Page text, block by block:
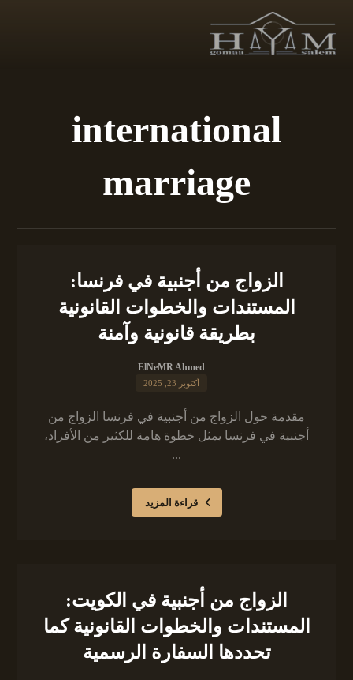
international
marriage
الزواج من أجنبية في فرنسا:
المستندات والخطوات القانونية
بطريقة قانونية وآمنة
ElNeMR Ahmed
أكتوبر 23, 2025
مقدمة حول الزواج من أجنبية في فرنسا الزواج من
أجنبية في فرنسا يمثل خطوة هامة للكثير من الأفراد،
...
قراءة المزيد
الزواج من أجنبية في الكويت:
المستندات والخطوات القانونية كما
تحددها السفارة الرسمية